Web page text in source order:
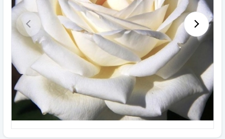
Овощи (на посадку)
Штамбовые ягодные кусты
Удобрения